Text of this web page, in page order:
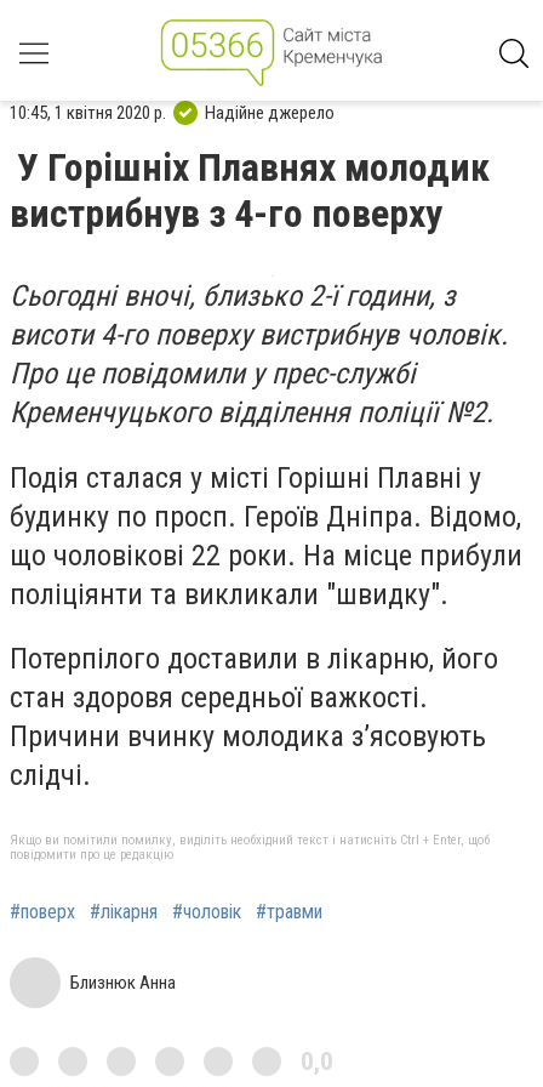
10:45, 1 квітня 2020 р. Надійне джерело
У Горішніх Плавнях молодик
вистрибнув з 4-го поверху
Сьогодні вночі, близько 2-ї години, з
висоти 4-го поверху вистрибнув чоловік.
Про це повідомили у прес-службі
Кременчуцького відділення поліції №2.
Подія сталася у місті Горішні Плавні у
будинку по просп. Героїв Дніпра. Відомо,
що чоловікові 22 роки. На місце прибули
поліціянти та викликали "швидку".
Потерпілого доставили в лікарню, його
стан здоровя середньої важкості.
Причини вчинку молодика з’ясовують
слідчі.
Якщо ви помітили помилку, виділіть необхідний текст і натисніть Ctrl + Enter, щоб
повідомити про це редакцію
#поверх #лікарня #чоловік #травми
Близнюк Анна
0,0